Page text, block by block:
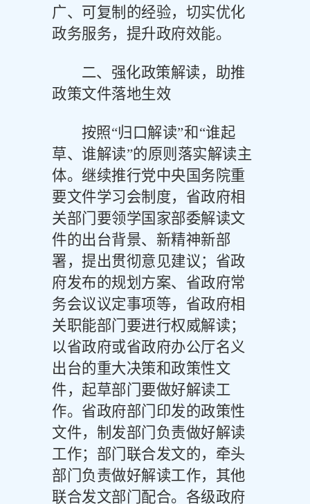
广、可复制的经验，切实优化
政务服务，提升政府效能。
二、强化政策解读，助推
政策文件落地生效
按照“归口解读”和“谁起
草、谁解读”的原则落实解读主
体。继续推行党中央国务院重
要文件学习会制度，省政府相
关部门要领学国家部委解读文
件的出台背景、新精神新部
署，提出贯彻意见建议；省政
府发布的规划方案、省政府常
务会议议定事项等，省政府相
关职能部门要进行权威解读；
以省政府或省政府办公厅名义
出台的重大决策和政策性文
件，起草部门要做好解读工
作。省政府部门印发的政策性
文件，制发部门负责做好解读
工作；部门联合发文的，牵头
部门负责做好解读工作，其他
联合发文部门配合。各级政府